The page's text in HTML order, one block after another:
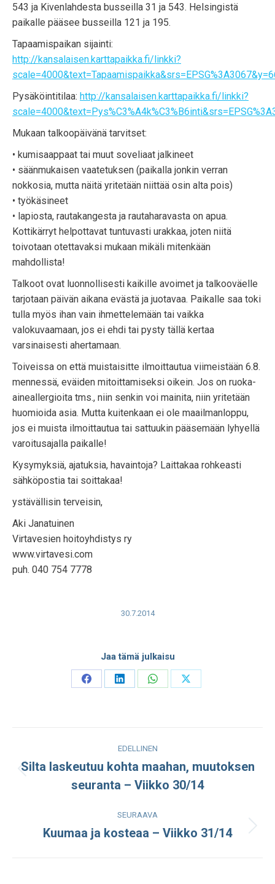
543 ja Kivenlahdesta busseilla 31 ja 543. Helsingistä
paikalle pääsee busseilla 121 ja 195.
Tapaamispaikan sijainti:
http://kansalaisen.karttapaikka.fi/linkki?
Pysäköintitilaa: http://kansalaisen.karttapaikka.fi/linkki?
Mukaan talkoopäivänä tarvitset:
• kumisaappaat tai muut soveliaat jalkineet
• säänmukaisen vaatetuksen (paikalla jonkin verran
nokkosia, mutta näitä yritetään niittää osin alta pois)
• työkäsineet
• lapiosta, rautakangesta ja rautaharavasta on apua.
Kottikärryt helpottavat tuntuvasti urakkaa, joten niitä
toivotaan otettavaksi mukaan mikäli mitenkään
mahdollista!
Talkoot ovat luonnollisesti kaikille avoimet ja talkooväelle
tarjotaan päivän aikana evästä ja juotavaa. Paikalle saa toki
tulla myös ihan vain ihmettelemään tai vaikka
valokuvaamaan, jos ei ehdi tai pysty tällä kertaa
varsinaisesti ahertamaan.
Toiveissa on että muistaisitte ilmoittautua viimeistään 6.8.
mennessä, eväiden mitoittamiseksi oikein. Jos on ruoka-
aineallergioita tms., niin senkin voi mainita, niin yritetään
huomioida asia. Mutta kuitenkaan ei ole maailmanloppu,
jos ei muista ilmoittautua tai sattuukin pääsemään lyhyellä
varoitusajalla paikalle!
Kysymyksiä, ajatuksia, havaintoja? Laittakaa rohkeasti
sähköpostia tai soittakaa!
ystävällisin terveisin,
Aki Janatuinen
Virtavesien hoitoyhdistys ry
www.virtavesi.com
puh. 040 754 7778
30.7.2014
Jaa tämä julkaisu
Share
Share
Share
Share
navigation
EDELLINEN
julkaisu:
Silta laskeutuu kohta maahan, muutoksen
seuranta – Viikko 30/14
SEURAAVA
Seuraava
Kuumaa ja kosteaa – Viikko 31/14